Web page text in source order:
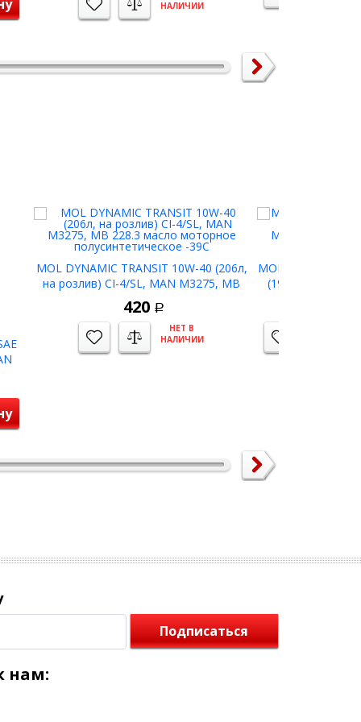
НАЛИЧИИ
MOL DYNAMIC TRANSIT 10W-40 (206л,
на розлив) CI-4/SL, MAN M3275, MB
228.3 масло моторное
полусинтетическое -39C
420 Р
НЕТ В
НАЛИЧИИ
MOL DYNAMIC
(195л, на
Подписаться
нам: